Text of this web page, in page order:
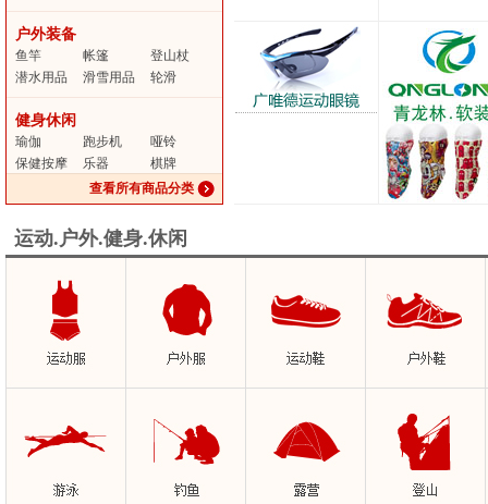
户外装备
鱼竿 帐篷
登山杖
潜水用品
滑雪用品 轮滑
健身休闲
瑜伽 跑步机
哑铃
保健按摩
乐器
棋牌
查看所有商品分类
绒/-10度
运动.户外.健身.休闲